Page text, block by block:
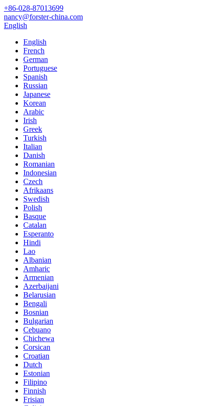
+86-028-87013699
nancy@forster-china.com
English
English
French
German
Portuguese
Spanish
Russian
Japanese
Korean
Arabic
Irish
Greek
Turkish
Italian
Danish
Romanian
Indonesian
Czech
Afrikaans
Swedish
Polish
Basque
Catalan
Esperanto
Hindi
Lao
Albanian
Amharic
Armenian
Azerbaijani
Belarusian
Bengali
Bosnian
Bulgarian
Cebuano
Chichewa
Corsican
Croatian
Dutch
Estonian
Filipino
Finnish
Frisian